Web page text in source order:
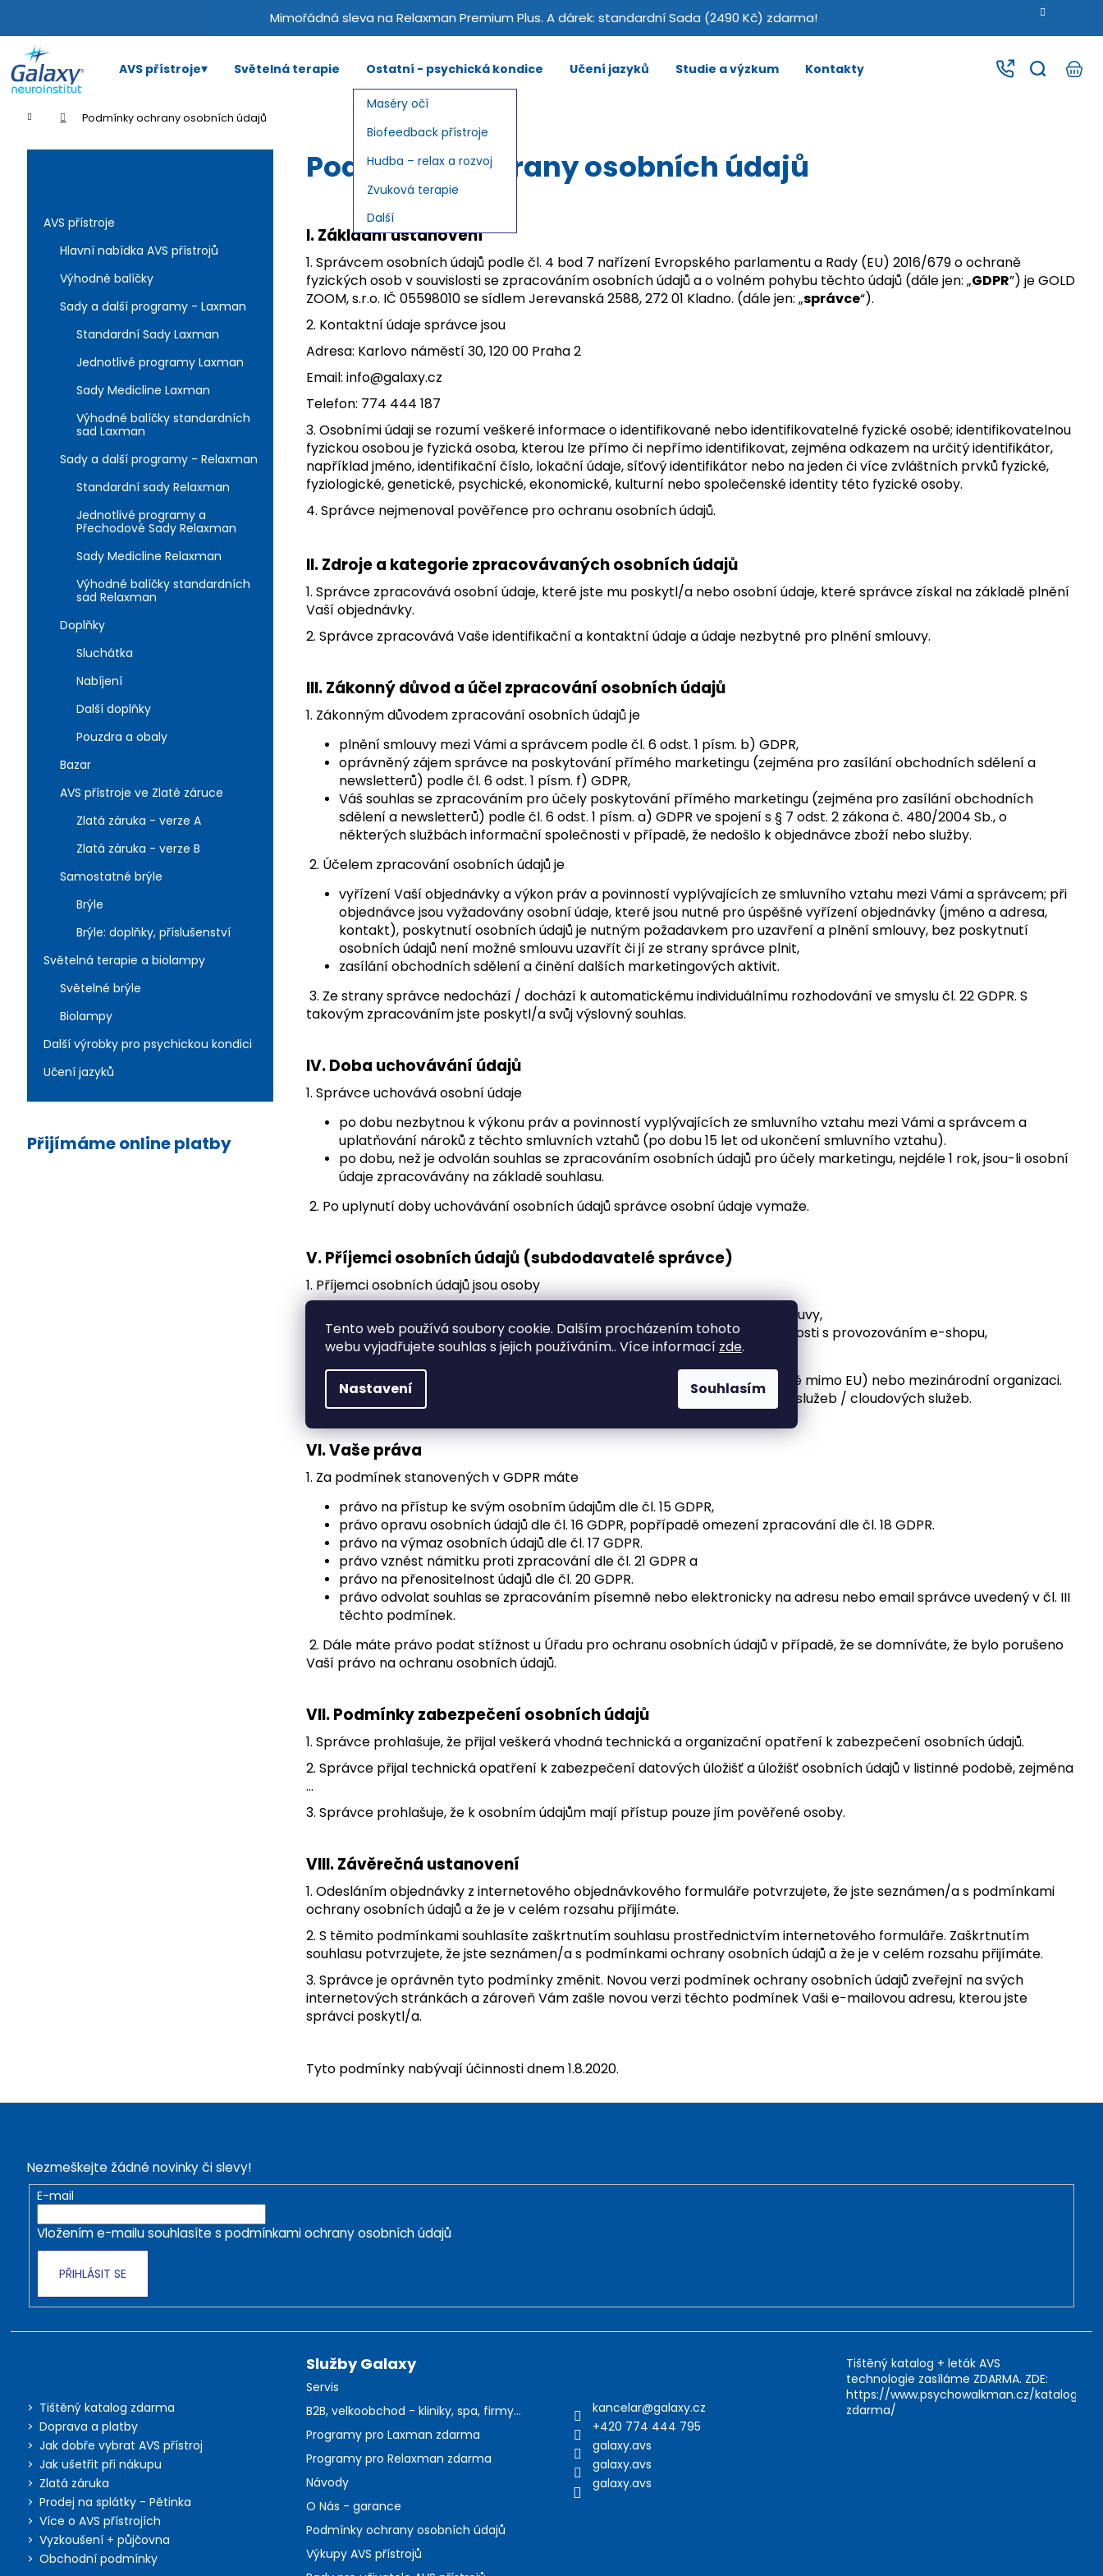
Tento web používá soubory cookie. Dalším procházením tohoto
webu vyjadřujete souhlas s jejich používáním.. Více informací zde.
Nastavení Souhlasím
obsah
Mimořádná sleva na Relaxman Premium Plus. A dárek: standardní Sada (2490 Kč) zdarma!
AVS přístroje Světelná terapie Ostatní - psychická kondice
Maséry očí
Biofeedback přístroje
Hudba – relax a rozvoj
Zvuková terapie
Další
Učení jazyků Studie a výzkum Kontakty
Domů Podmínky ochrany osobních údajů
AVS přístroje
Hlavní nabídka AVS přístrojů
Výhodné balíčky
Sady a další programy - Laxman
Standardní Sady Laxman
Jednotlivé programy Laxman
Sady Medicline Laxman
Výhodné balíčky standardních
sad Laxman
Sady a další programy - Relaxman
Standardní sady Relaxman
Jednotlivé programy a
Přechodové Sady Relaxman
Sady Medicline Relaxman
Výhodné balíčky standardních
sad Relaxman
Doplňky
Sluchátka
Nabíjení
Další doplňky
Pouzdra a obaly
Bazar
AVS přístroje ve Zlaté záruce
Zlatá záruka - verze A
Zlatá záruka - verze B
Samostatné brýle
Brýle
Brýle: doplňky, příslušenství
Světelná terapie a biolampy
Světelné brýle
Biolampy
Další výrobky pro psychickou kondici
Učení jazyků
Přijímáme online platby
Podmínky ochrany osobních údajů
I.Základní ustanovení
1. Správcem osobních údajů podle čl. 4 bod 7 nařízení Evropského parlamentu a Rady (EU) 2016/679 o ochraně
fyzických osob v souvislosti se zpracováním osobních údajů a o volném pohybu těchto údajů (dále jen: „GDPR”) je GOLD
ZOOM, s.r.o. IČ 05598010 se sídlem Jerevanská 2588, 272 01 Kladno. (dále jen: „správce“).
2. Kontaktní údaje správce jsou
Adresa: Karlovo náměstí 30, 120 00 Praha 2
Email: info@galaxy.cz
Telefon: 774 444 187
3. Osobními údaji se rozumí veškeré informace o identifikované nebo identifikovatelné fyzické osobě; identifikovatelnou
fyzickou osobou je fyzická osoba, kterou lze přímo či nepřímo identifikovat, zejména odkazem na určitý identifikátor,
například jméno, identifikační číslo, lokační údaje, síťový identifikátor nebo na jeden či více zvláštních prvků fyzické,
fyziologické, genetické, psychické, ekonomické, kulturní nebo společenské identity této fyzické osoby.
4. Správce nejmenoval pověřence pro ochranu osobních údajů.
II.Zdroje a kategorie zpracovávaných osobních údajů
1. Správce zpracovává osobní údaje, které jste mu poskytl/a nebo osobní údaje, které správce získal na základě plnění
Vaší objednávky.
2. Správce zpracovává Vaše identifikační a kontaktní údaje a údaje nezbytné pro plnění smlouvy.
III.Zákonný důvod a účel zpracování osobních údajů
1. Zákonným důvodem zpracování osobních údajů je
plnění smlouvy mezi Vámi a správcem podle čl. 6 odst. 1 písm. b) GDPR,
oprávněný zájem správce na poskytování přímého marketingu (zejména pro zasílání obchodních sdělení a
newsletterů) podle čl. 6 odst. 1 písm. f) GDPR,
Váš souhlas se zpracováním pro účely poskytování přímého marketingu (zejména pro zasílání obchodních
sdělení a newsletterů) podle čl. 6 odst. 1 písm. a) GDPR ve spojení s § 7 odst. 2 zákona č. 480/2004 Sb., o
některých službách informační společnosti v případě, že nedošlo k objednávce zboží nebo služby.
2. Účelem zpracování osobních údajů je
vyřízení Vaší objednávky a výkon práv a povinností vyplývajících ze smluvního vztahu mezi Vámi a správcem; při
objednávce jsou vyžadovány osobní údaje, které jsou nutné pro úspěšné vyřízení objednávky (jméno a adresa,
kontakt), poskytnutí osobních údajů je nutným požadavkem pro uzavření a plnění smlouvy, bez poskytnutí
osobních údajů není možné smlouvu uzavřít či jí ze strany správce plnit,
zasílání obchodních sdělení a činění dalších marketingových aktivit.
3. Ze strany správce nedochází / dochází k automatickému individuálnímu rozhodování ve smyslu čl. 22 GDPR. S
takovým zpracováním jste poskytl/a svůj výslovný souhlas.
IV.Doba uchovávání údajů
1. Správce uchovává osobní údaje
po dobu nezbytnou k výkonu práv a povinností vyplývajících ze smluvního vztahu mezi Vámi a správcem a
uplatňování nároků z těchto smluvních vztahů (po dobu 15 let od ukončení smluvního vztahu).
po dobu, než je odvolán souhlas se zpracováním osobních údajů pro účely marketingu, nejdéle 1 rok, jsou-li osobní
údaje zpracovávány na základě souhlasu.
2. Po uplynutí doby uchovávání osobních údajů správce osobní údaje vymaže.
V.Příjemci osobních údajů (subdodavatelé správce)
1. Příjemci osobních údajů jsou osoby
podílející se na dodání zboží / služeb / realizaci plateb na základě smlouvy,
zajišťující služby provozování e-shopu (Shoptet) a další služby v souvislosti s provozováním e-shopu,
zajišťující marketingové služby.
2. Správce nemá / má v úmyslu předat osobní údaje do třetí země (do země mimo EU) nebo mezinárodní organizaci.
Příjemci osobních údajů ve třetích zemích jsou poskytovatelé mailingových služeb / cloudových služeb.
VI.Vaše práva
1. Za podmínek stanovených v GDPR máte
právo na přístup ke svým osobním údajům dle čl. 15 GDPR,
právo opravu osobních údajů dle čl. 16 GDPR, popřípadě omezení zpracování dle čl. 18 GDPR.
právo na výmaz osobních údajů dle čl. 17 GDPR.
právo vznést námitku proti zpracování dle čl. 21 GDPR a
právo na přenositelnost údajů dle čl. 20 GDPR.
právo odvolat souhlas se zpracováním písemně nebo elektronicky na adresu nebo email správce uvedený v čl. III
těchto podmínek.
2. Dále máte právo podat stížnost u Úřadu pro ochranu osobních údajů v případě, že se domníváte, že bylo porušeno
Vaší právo na ochranu osobních údajů.
VII.Podmínky zabezpečení osobních údajů
1. Správce prohlašuje, že přijal veškerá vhodná technická a organizační opatření k zabezpečení osobních údajů.
2. Správce přijal technická opatření k zabezpečení datových úložišť a úložišť osobních údajů v listinné podobě, zejména
…
3. Správce prohlašuje, že k osobním údajům mají přístup pouze jím pověřené osoby.
VIII.Závěrečná ustanovení
1. Odesláním objednávky z internetového objednávkového formuláře potvrzujete, že jste seznámen/a s podmínkami
ochrany osobních údajů a že je v celém rozsahu přijímáte.
2. S těmito podmínkami souhlasíte zaškrtnutím souhlasu prostřednictvím internetového formuláře. Zaškrtnutím
souhlasu potvrzujete, že jste seznámen/a s podmínkami ochrany osobních údajů a že je v celém rozsahu přijímáte.
3. Správce je oprávněn tyto podmínky změnit. Novou verzi podmínek ochrany osobních údajů zveřejní na svých
internetových stránkách a zároveň Vám zašle novou verzi těchto podmínek Vaši e-mailovou adresu, kterou jste
správci poskytl/a.
Tyto podmínky nabývají účinnosti dnem 1.8.2020.
o
Zpět
do
obchodu
Zpět
do
obchodu
C
o
o
HLEDAT
Z
Nezmeškejte žádné novinky či slevy!
E-mail
Vložením e-mailu souhlasíte spodmínkami ochrany osobních údajů
PŘIHLÁSIT SE
Tištěný katalog zdarma
Doprava a platby
Jak dobře vybrat AVS přístroj
Jak ušetřit při nákupu
Zlatá záruka
Prodej na splátky - Pětinka
Více o AVS přístrojích
Vyzkoušení + půjčovna
Obchodní podmínky
Služby Galaxy
Servis
B2B, velkoobchod - kliniky, spa, firmy...
Programy pro Laxman zdarma
Programy pro Relaxman zdarma
Návody
O Nás - garance
Podmínky ochrany osobních údajů
Výkupy AVS přístrojů
kancelar@galaxy.cz
+420 774 444 795
galaxy.avs
galaxy.avs
galaxy.avs
Tištěný katalog + leták AVS
technologie zasíláme ZDARMA. ZDE:
https://www.psychowalkman.cz/katalog-
zdarma/